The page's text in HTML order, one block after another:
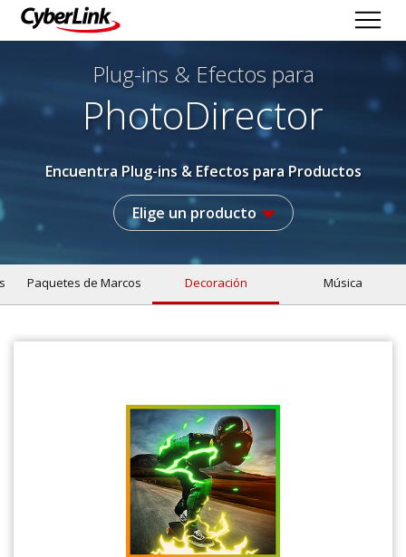
Plug-ins & Efectos para
PhotoDirector
Encuentra Plug-ins & Efectos para Productos
Elige un producto
Paquetes de Marcos Decoración Música